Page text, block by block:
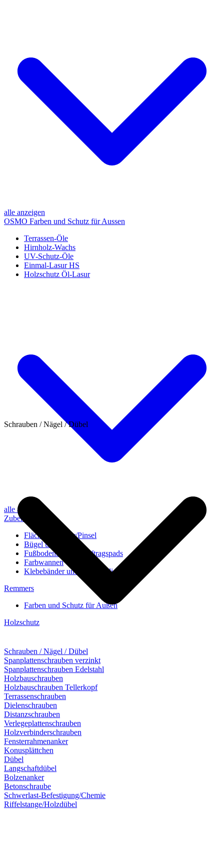
alle anzeigen
OSMO Farben und Schutz für Aussen
Terrassen-Öle
Hirnholz-Wachs
UV-Schutz-Öle
Einmal-Lasur HS
Holzschutz Öl-Lasur
alle anzeigen
Zubehör
Flächenstreicher/Pinsel
Bügel und Rollen
Fußbodenbürsten/Auftragspads
Farbwannen
Klebebänder und Abdeckvlies
Remmers
Farben und Schutz für Außen
Holzschutz
Schrauben / Nägel / Dübel
Schrauben / Nägel / Dübel
Spanplattenschrauben verzinkt
Spanplattenschrauben Edelstahl
Holzbauschrauben
Holzbauschrauben Tellerkopf
Terrassenschrauben
Dielenschrauben
Distanzschrauben
Verlegeplattenschrauben
Holzverbinderschrauben
Fensterrahmenanker
Konusplättchen
Dübel
Langschaftdübel
Bolzenanker
Betonschraube
Schwerlast-Befestigung/Chemie
Riffelstange/Holzdübel